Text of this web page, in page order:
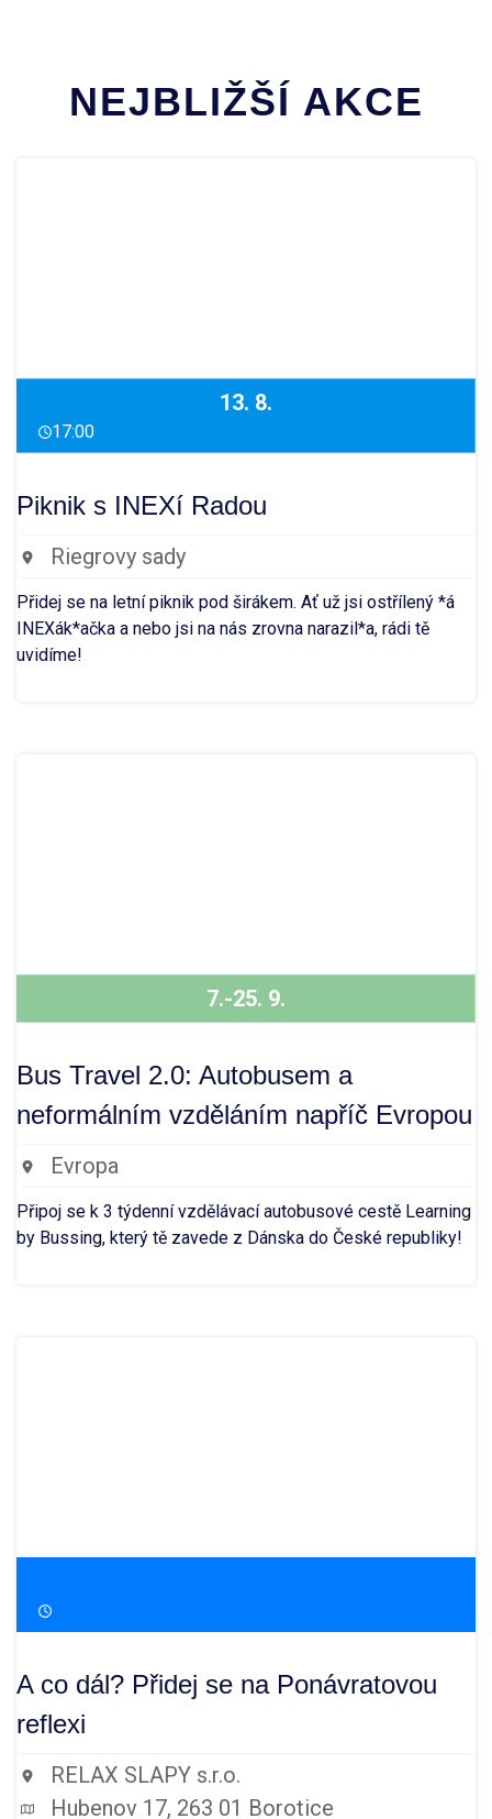
NEJBLIŽŠÍ AKCE
13. 8.
17:00
Piknik s INEXí Radou
Riegrovy sady
Přidej se na letní piknik pod širákem. Ať už jsi ostřílený *á
INEXák*ačka a nebo jsi na nás zrovna narazil*a, rádi tě
uvidíme!
7.-25. 9.
Bus Travel 2.0: Autobusem a
neformálním vzděláním napříč Evropou
Evropa
Připoj se k 3 týdenní vzdělávací autobusové cestě Learning
by Bussing, který tě zavede z Dánska do České republiky!
A co dál? Přidej se na Ponávratovou
reflexi
RELAX SLAPY s.r.o.
Hubenov 17, 263 01 Borotice